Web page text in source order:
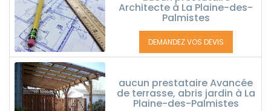
Architecte à La Plaine-des-
Palmistes
DEMANDEZ VOS DEVIS
aucun prestataire Avancée
de terrasse, abris jardin à La
Plaine-des-Palmistes